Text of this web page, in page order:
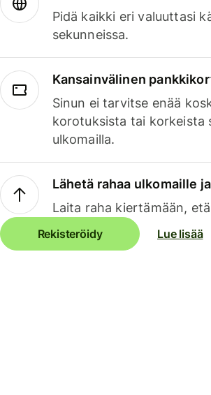
Pidä kaikki eri valuuttasi
sekunneissa.
Kansainvälinen
Sinun ei tarvitse enää
korotuksista tai korkeista
ulkomailla.
Lähetä rahaa ulkomaille
Laita raha kiertämään,
Rekisteröidy Lue lisää